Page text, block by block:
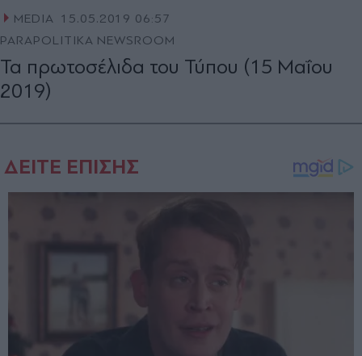
MEDIA 15.05.2019 06:57
PARAPOLITIKA NEWSROOM
Τα πρωτοσέλιδα του Τύπου (15 Μαΐου
2019)